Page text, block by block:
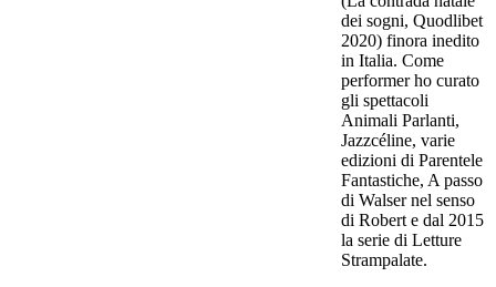
dei sogni, Quodlibet
2020) finora inedito
in Italia. Come
performer ho curato
gli spettacoli
Animali Parlanti,
Jazzcéline, varie
edizioni di Parentele
Fantastiche, A passo
di Walser nel senso
di Robert e dal 2015
la serie di Letture
Strampalate.